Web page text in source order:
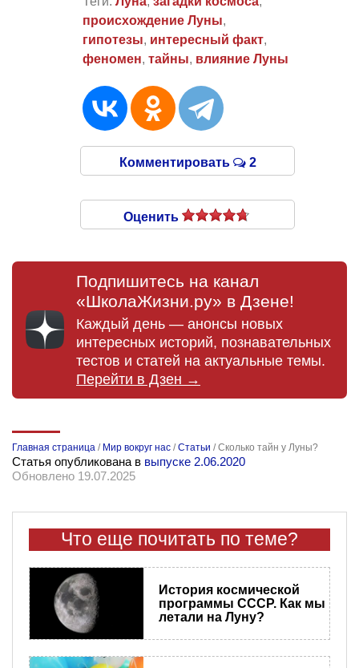
происхождение Луны,
гипотезы, интересный факт,
феномен, тайны, влияние Луны
Комментировать 2
Оценить
Подпишитесь на канал
«ШколаЖизни.ру» в Дзене!
Каждый день — анонсы новых
интересных историй, познавательных
тестов и статей на актуальные темы.
Перейти в Дзен →
Главная страница / Мир вокруг нас /Статьи /Сколько тайн у Луны?
Статья опубликована в выпуске 2.06.2020
Обновлено 19.07.2025
Что еще почитать по теме?
История космической
программы СССР. Как мы
летали на Луну?